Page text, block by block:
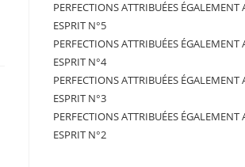
PERFECTIONS ATTRIBUÉES ÉGALEMENT
ESPRIT N°5
PERFECTIONS ATTRIBUÉES ÉGALEMENT
ESPRIT N°4
PERFECTIONS ATTRIBUÉES ÉGALEMENT
ESPRIT N°3
PERFECTIONS ATTRIBUÉES ÉGALEMENT
ESPRIT N°2